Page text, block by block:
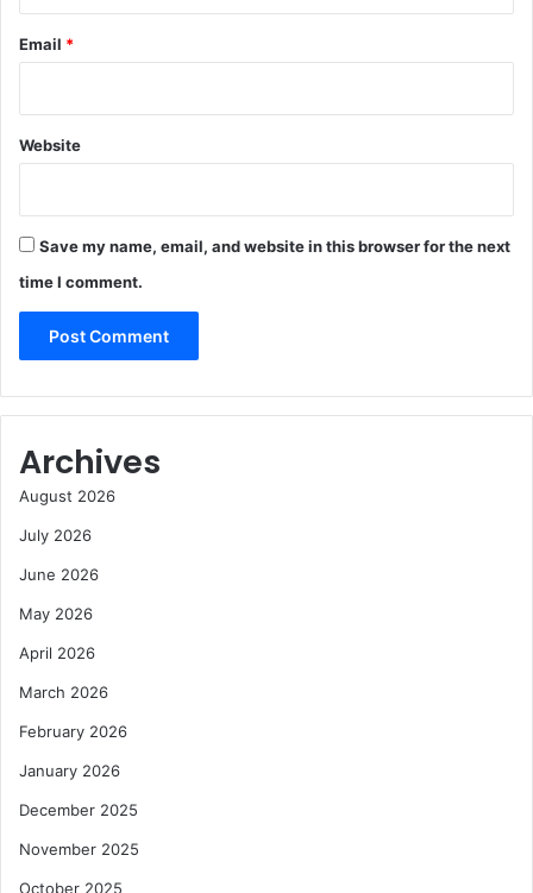
Email *
Website
Save my name, email, and website in this browser for the next
time I comment.
Archives
August 2026
July 2026
June 2026
May 2026
April 2026
March 2026
February 2026
January 2026
December 2025
November 2025
October 2025